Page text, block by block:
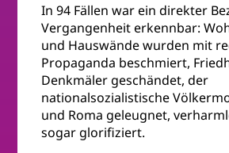
In 94 Fällen war ein direkter
Vergangenheit erkennbar:
und Hauswände wurden mit
Propaganda beschmiert,
Denkmäler geschändet, der
nationalsozialistische
und Roma geleugnet,
sogar glorifiziert.